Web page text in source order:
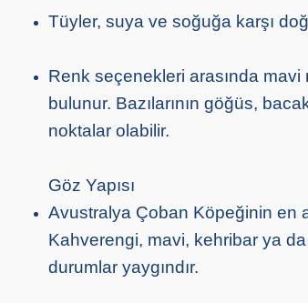
Tüyler, suya ve soğuğa karşı
Renk seçenekleri arasında mavi
bulunur. Bazılarının göğüs,
noktalar olabilir.
Göz Yapısı
Avustralya Çoban Köpeğinin en
Kahverengi, mavi, kehribar ya
durumlar yaygındır.